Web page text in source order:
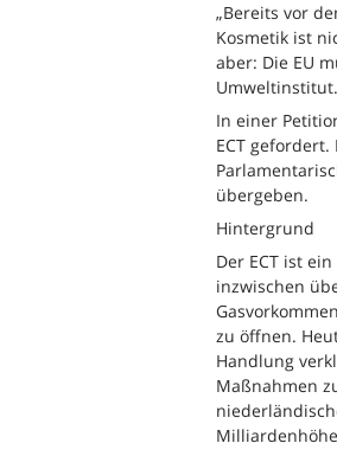
„Bereits vor
Kosmetik ist
aber: Die EU
Umweltinstitut.
In einer
ECT
übergeben.
Hintergrund
Der ECT ist
inzwischen
zu öffnen.
Handlung
Maßnahmen